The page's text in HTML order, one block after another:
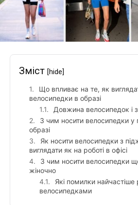
Зміст [hide]
Що впливає на те, як
велосипедки в образі
Довжина велосипедок і
З чим носити велосипедки у
образі
Як носити велосипедки з
виглядати як на роботі в офісі
З чим носити велосипедки
жіночно
Які помилки найчастіше
велосипедками